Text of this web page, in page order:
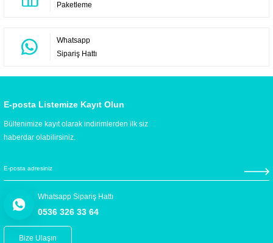
Paketleme
Whatsapp
Sipariş Hattı
E-posta Listemize Kayıt Olun
Bültenimize kayıt olarak indirimlerden ilk siz
haberdar olabilirsiniz.
Whatsapp Sipariş Hattı
0536 326 33 64
Bize Ulaşın